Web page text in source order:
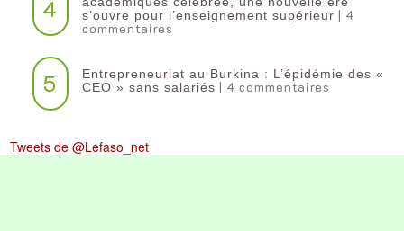
4
s’ouvre pour l’enseignement supérieur | 4
commentaires
5
Entrepreneuriat au Burkina : L’épidémie des «
CEO » sans salariés | 4 commentaires
Tweets de @Lefaso_net